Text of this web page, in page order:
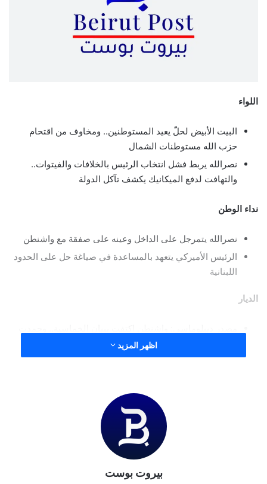
اللواء
البيت الأبيض لحلّ يعيد المستوطنين.. ومخاوف من اقتحام
حزب الله مستوطنات الشمال
نصرالله يربط فشل انتخاب الرئيس بالخلافات والفيتوات..
والتهافت لدفع الميكانيك يكشف تآكل الدولة
نداء الوطن
نصرالله يتمرجل على الداخل وعينه على صفقة مع واشنطن
الرئيس الأميركي يتعهد بالمساعدة في صياغة حل على الحدود
اللبنانية
الديار
الفشل الرئاسي يطوي صفحة لودريان
لبنان على طاولة النورماندي
بالأرقام أبطال طوفان الأقصى دمروا الاقتصاد الإسرائيلي-
اظهر المزيد
بيروت بوست